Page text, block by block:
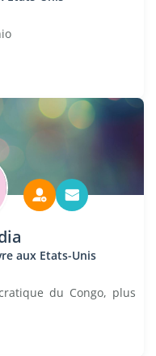
aux Etats-Unis
du Congo, plus